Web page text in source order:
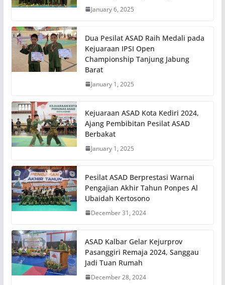
January 6, 2025
Dua Pesilat ASAD Raih Medali pada
Kejuaraan IPSI Open
Championship Tanjung Jabung
Barat
January 1, 2025
Kejuaraan ASAD Kota Kediri 2024,
Ajang Pembibitan Pesilat ASAD
Berbakat
January 1, 2025
Pesilat ASAD Berprestasi Warnai
Pengajian Akhir Tahun Ponpes Al
Ubaidah Kertosono
December 31, 2024
ASAD Kalbar Gelar Kejurprov
Pasanggiri Remaja 2024, Sanggau
Jadi Tuan Rumah
December 28, 2024